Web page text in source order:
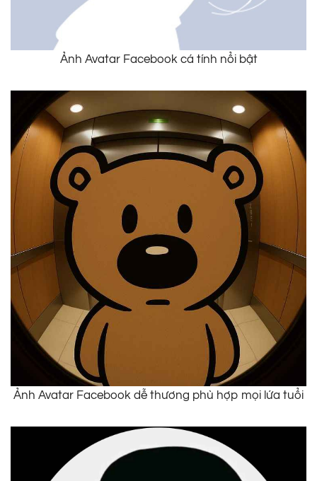
Ảnh Avatar Facebook cá tính nổi bật
Ảnh Avatar Facebook dễ thương phù hợp mọi lứa tuổi